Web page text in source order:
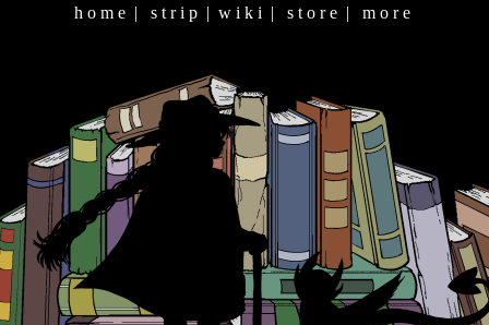
h o m e | s t r i p | w i k i | s t o r e | m o r e